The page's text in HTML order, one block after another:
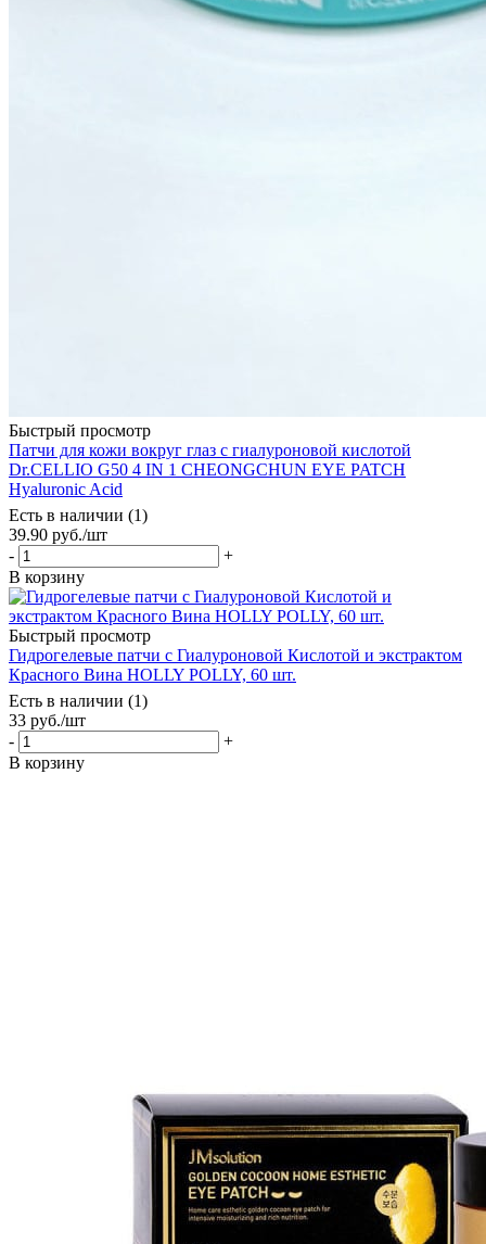
Быстрый просмотр
Патчи для кожи вокруг глаз с гиалуроновой кислотой
Dr.CELLIO G50 4 IN 1 CHEONGCHUN EYE PATCH
Hyaluronic Acid
Есть в наличии (1)
39.90 руб./шт
-
+
В корзину
Быстрый просмотр
Гидрогелевые патчи с Гиалуроновой Кислотой и экстрактом
Красного Вина HOLLY POLLY, 60 шт.
Есть в наличии (1)
33 руб./шт
-
+
В корзину